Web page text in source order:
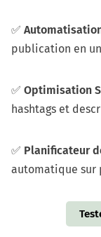
✅
publication en
✅ Optimisation
hashtags et
✅ Planificateur
automatique sur